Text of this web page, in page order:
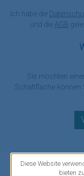
Sie möchten
Schaltfläche können
Ich habe die
und die AGB
Diese Website
bieten